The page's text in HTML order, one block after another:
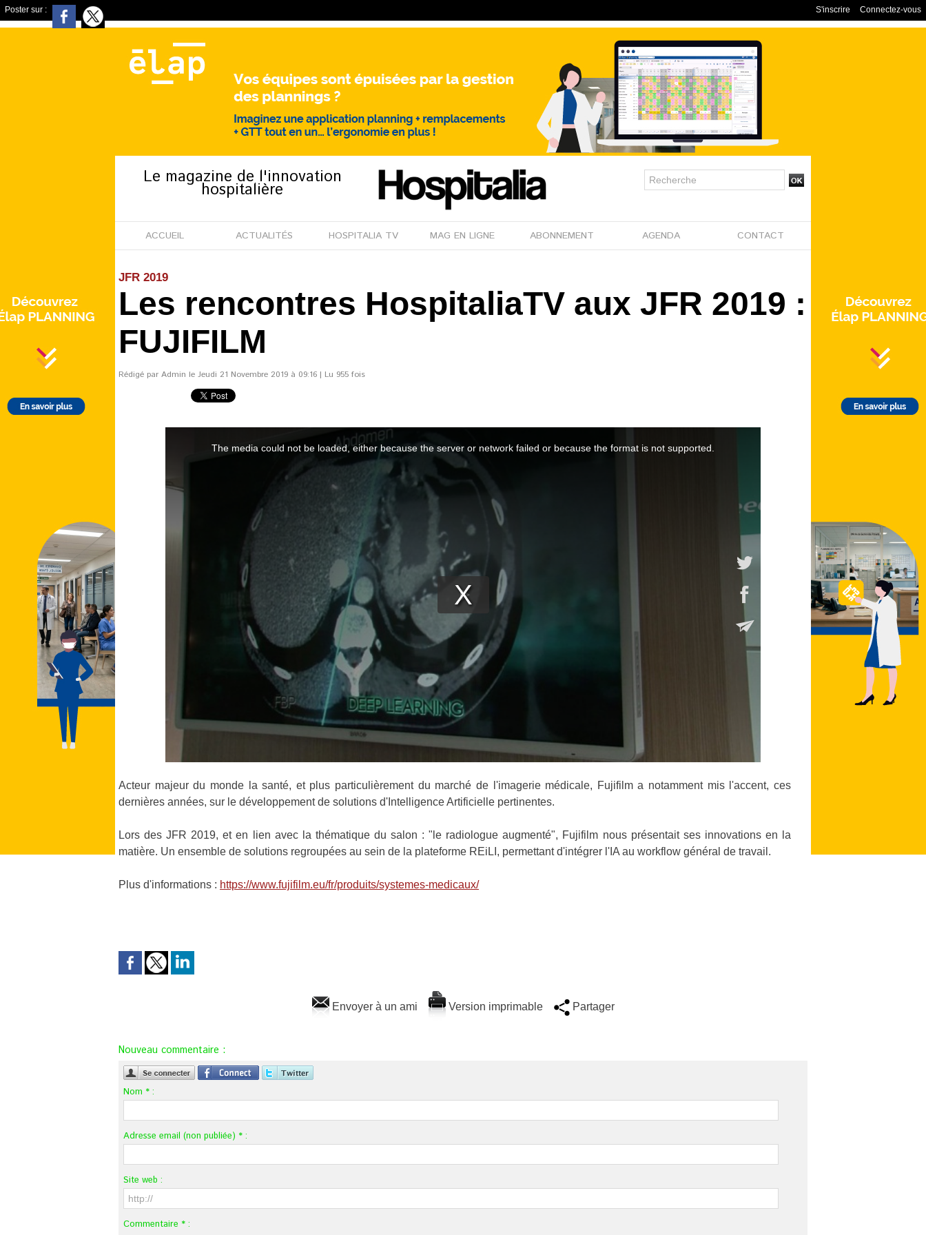
Poster sur : Connectez-vous
S'inscrire
Le magazine de l'innovation
hospitalière
ACCUEIL ACTUALITÉS HOSPITALIA TV MAG EN LIGNE ABONNEMENT AGENDA CONTACT
JFR 2019
Les rencontres HospitaliaTV aux JFR 2019 :
FUJIFILM
Rédigé par Admin le Jeudi 21 Novembre 2019 à 09:16 | Lu 955 fois
Acteur majeur du monde la santé, et plus particulièrement du marché de l'imagerie médicale, Fujifilm a notamment mis l'accent, ces
dernières années, sur le développement de solutions d'Intelligence Artificielle pertinentes.
Lors des JFR 2019, et en lien avec la thématique du salon : "le radiologue augmenté", Fujifilm nous présentait ses innovations en la
matière. Un ensemble de solutions regroupées au sein de la plateforme REiLI, permettant d'intégrer l'IA au workflow général de travail.
Plus d'informations : https://www.fujifilm.eu/fr/produits/systemes-medicaux/
Envoyer à un ami Version imprimable Partager
Nouveau commentaire :
Nom * :
Adresse email (non publiée) * :
Site web :
Commentaire * :